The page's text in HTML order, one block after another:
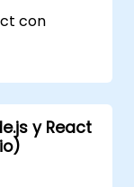
con
múltiples
Docker y
sobre
y React